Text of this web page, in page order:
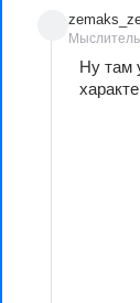
Мыслитель
Ну там